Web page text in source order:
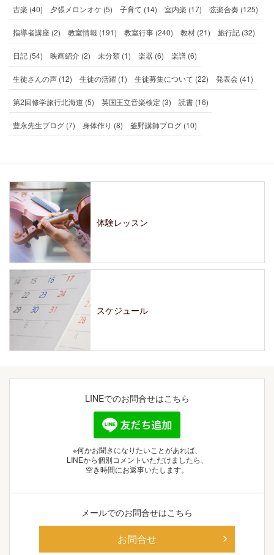
古楽 (40) 夕張メロンオケ (5) 子育て (14) 室内楽 (17) 弦楽合奏 (125)
指導者講座 (2) 教室情報 (191) 教室行事 (240) 教材 (21) 旅行記 (32)
日記 (54) 映画紹介 (2) 未分類 (1) 楽器 (6) 楽譜 (6)
生徒さんの声 (12) 生徒の活躍 (1) 生徒募集について (22) 発表会 (41)
第2回修学旅行北海道 (5) 英国王立音楽検定 (3) 読書 (16)
豊永先生ブログ (7) 身体作り (8) 釜野講師ブログ (10)
LINEでのお問合せはこちら
※何かお聞きになりたいことがあれば、
LINEから個別コメントいただけましたら、
空き時間にお返事いたします。
メールでのお問合せはこちら
お問合せ
体験レッスン
スケジュール